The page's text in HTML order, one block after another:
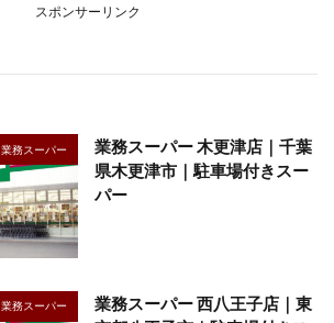
スポンサーリンク
業務スーパー
業務スーパー 木更津店｜千葉
県木更津市｜駐車場付きスー
パー
業務スーパー
業務スーパー 西八王子店｜東